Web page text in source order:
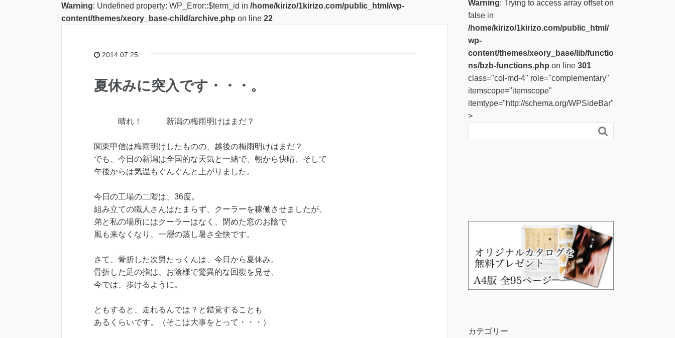
Warning: Undefined property: WP_Error::$term_id in /home/kirizo/1kirizo.com/public_html/wp-
content/themes/xeory_base-child/archive.php on line 22
2014.07.25
夏休みに突入です・・・。
晴れ！ 新潟の梅雨明けはまだ？
関東甲信は梅雨明けしたものの、越後の梅雨明けはまだ？
でも、今日の新潟は全国的な天気と一緒で、朝から快晴、そして
午後からは気温もぐんぐんと上がりました。
今日の工場の二階は、36度。
組み立ての職人さんはたまらず、クーラーを稼働させましたが、
弟と私の場所にはクーラーはなく、閉めた窓のお陰で
風も来なくなり、一層の蒸し暑さ全快です。
さて、骨折した次男たっくんは、今日から夏休み。
骨折した足の指は、お陰様で驚異的な回復を見せ、
今では、歩けるように。
ともすると、走れるんでは？と錯覚することも
あるくらいです。（そこは大事をとって・・・）
Warning: Trying to access array offset on
false in
/home/kirizo/1kirizo.com/public_html/
wp-
content/themes/xeory_base/lib/functio
ns/bzb-functions.php on line 301
class="col-md-4" role="complementary"
itemscope="itemscope"
itemtype="http://schema.org/WPSideBar"
>

カテゴリー